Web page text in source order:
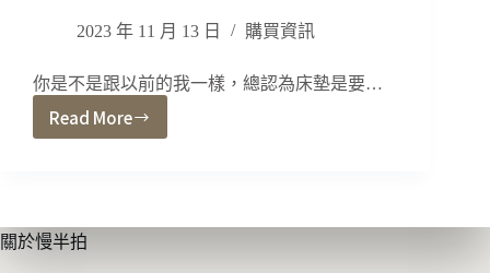
2023 年 11 月 13 日 購買資訊
你是不是跟以前的我一樣，總認為床墊是要…
Read More
為
關於慢半拍